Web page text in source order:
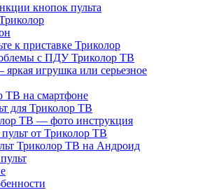
кнопок пульта
к приставке Триколор
с ПДУ Триколор ТВ
яркая игрушка или серьезное
ТВ на смартфоне
для Триколор ТВ
ТВ — фото инструкция
пульт от Триколор ТВ
Триколор ТВ на Андроид